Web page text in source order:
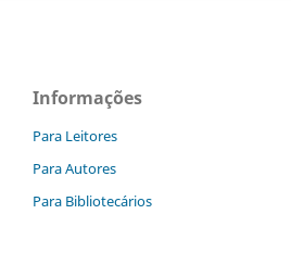
Informações
Para Leitores
Para Autores
Para Bibliotecários